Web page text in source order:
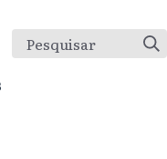
Pesquisar